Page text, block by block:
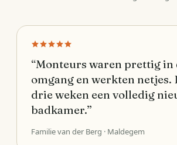
“Monteurs waren prettig in
omgang en werkten netjes.
drie weken een volledig
badkamer.”
Familie van der Berg · Maldegem